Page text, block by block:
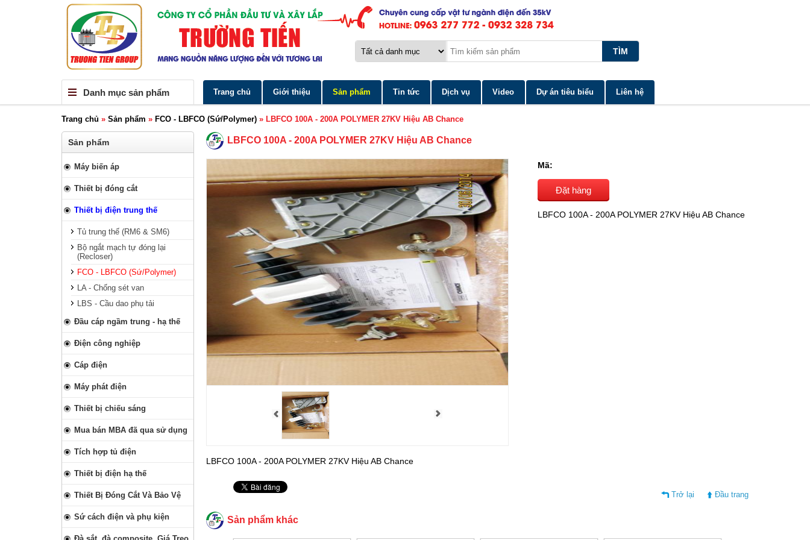
Danh mục sản phẩm Trang chủ Giới thiệu Sản phẩm Tin tức Dịch vụ Video Dự án tiêu biểu Liên hệ
Trang chủ » Sản phẩm » FCO - LBFCO (Sứ/Polymer) » LBFCO 100A - 200A POLYMER 27KV Hiệu AB Chance
Sản phẩm
Máy biến áp
Thiết bị đóng cắt
Thiết bị điện trung thế
Tủ trung thế (RM6 & SM6)
Bộ ngắt mạch tự đóng lại
(Recloser)
FCO - LBFCO (Sứ/Polymer)
LA - Chống sét van
LBS - Cầu dao phụ tải
Đầu cáp ngầm trung - hạ thế
Điện công nghiệp
Cáp điện
Máy phát điện
Thiết bị chiếu sáng
Mua bán MBA đã qua sử dụng
Tích hợp tủ điện
Thiết bị điện hạ thế
Thiết Bị Đóng Cắt Và Bảo Vệ
Sứ cách điện và phụ kiện
LBFCO 100A - 200A POLYMER 27KV Hiệu AB Chance
Mã:
Đặt hàng
LBFCO 100A - 200A POLYMER 27KV Hiệu AB Chance
LBFCO 100A - 200A POLYMER 27KV Hiệu AB Chance
Trở lại Đầu trang
Sản phẩm khác